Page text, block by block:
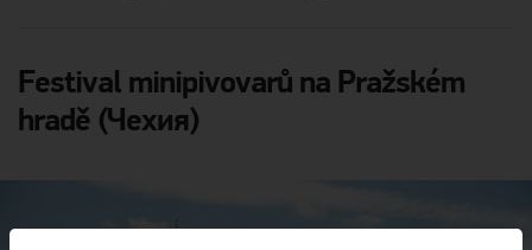
Festival minipivovarů na Pražském
hradě (Чехия)